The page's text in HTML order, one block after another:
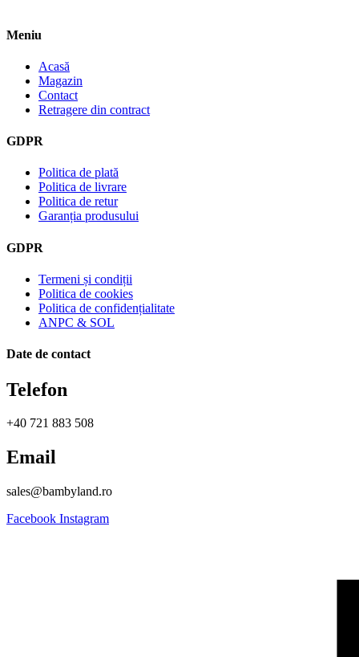
Meniu
Acasă
Magazin
Contact
Retragere din contract
GDPR
Politica de plată
Politica de livrare
Politica de retur
Garanția produsului
GDPR
Termeni și condiții
Politica de cookies
Politica de confidențialitate
ANPC & SOL
Date de contact
Telefon
+40 721 883 508
Email
sales@bambyland.ro​
Facebook Instagram